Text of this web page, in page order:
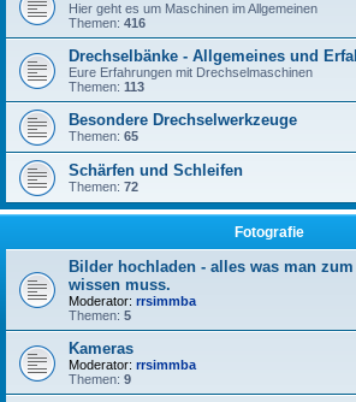
Hier geht es um Maschinen im Allgemeinen
Themen: 416
Drechselbänke - Allgemeines und
Eure Erfahrungen mit Drechselmaschinen
Themen: 113
Besondere Drechselwerkzeuge
Themen: 65
Schärfen und Schleifen
Themen: 72
Fotografie
Bilder hochladen - alles was man
wissen muss.
Moderator: rrsimmba
Themen: 5
Kameras
Moderator: rrsimmba
Themen: 9